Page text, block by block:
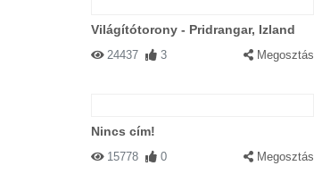
Világítótorony - Pridrangar, Izland
24437 3 Megosztás
Nincs cím!
15778 0 Megosztás